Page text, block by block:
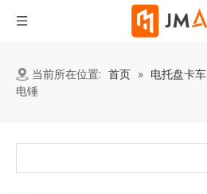
当前所在位置: 首页 » 电托盘卡车
电锤